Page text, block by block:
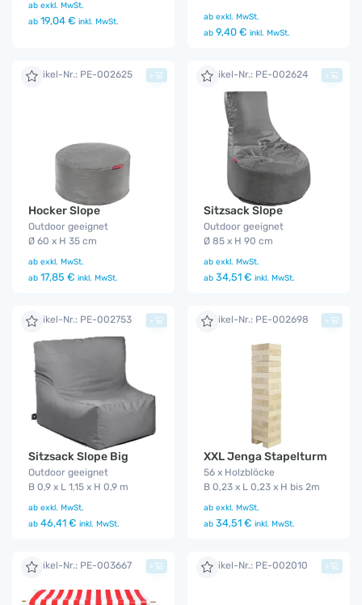
ab exkl. MwSt.
ab 19,04 € inkl. MwSt. ab exkl. MwSt.
ab 9,40 € inkl. MwSt.
Artikel-Nr.: PE-002625
Hocker Slope
Outdoor geeignet
Ø 60 x H 35 cm
ab exkl. MwSt.
ab 17,85 € inkl. MwSt.
+ Artikel-Nr.: PE-002624
Sitzsack Slope
Outdoor geeignet
Ø 85 x H 90 cm
ab exkl. MwSt.
ab 34,51 € inkl. MwSt.
+
Artikel-Nr.: PE-002753
Sitzsack Slope Big
Outdoor geeignet
B 0,9 x L 1,15 x H 0,9 m
ab exkl. MwSt.
ab 46,41 € inkl. MwSt.
+ Artikel-Nr.: PE-002698
XXL Jenga Stapelturm
56 x Holzblöcke
B 0,23 x L 0,23 x H bis 2m
ab exkl. MwSt.
ab 34,51 € inkl. MwSt.
+
Artikel-Nr.: PE-003667 + Artikel-Nr.: PE-002010 +